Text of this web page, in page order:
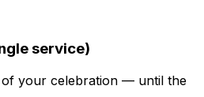
service)
your celebration — until the